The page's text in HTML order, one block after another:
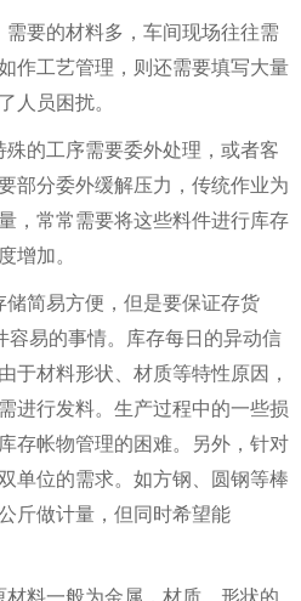
要的材料多，车间现场往往需
作工艺管理，则还需要填写大量
人员困扰。
的工序需要委外处理，或者客
部分委外缓解压力，传统作业为
，常常需要将这些料件进行库存
增加。
储简易方便，但是要保证存货
容易的事情。库存每日的异动信
于材料形状、材质等特性原因，
进行发料。生产过程中的一些损
存帐物管理的困难。另外，针对
单位的需求。如方钢、圆钢等棒
斤做计量，但同时希望能
料一般为金属，材质、形状的